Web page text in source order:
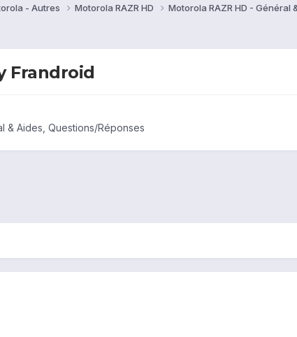
- Autres Motorola RAZR HD
Motorola RAZR HD - Général
Frandroid
& Aides, Questions/Réponses